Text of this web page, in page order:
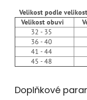
Velikost podle
Velikost obuvi
32 - 35
36 - 40
41 - 44
45 - 48
Doplňkové